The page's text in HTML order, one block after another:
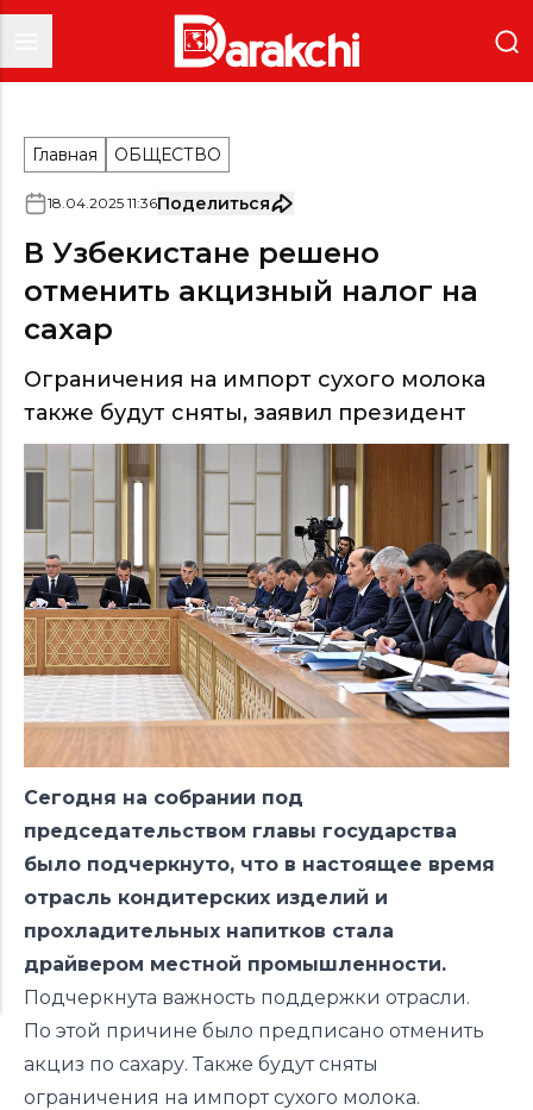
Главная ОБЩЕСТВО
18.04.2025 11:36Поделиться
В Узбекистане решено
отменить акцизный налог на
сахар
Ограничения на импорт сухого молока
также будут сняты, заявил президент
Сегодня на собрании под
председательством главы государства
было подчеркнуто, что в настоящее время
отрасль кондитерских изделий и
прохладительных напитков стала
драйвером местной промышленности.
Подчеркнута важность поддержки отрасли.
По этой причине было предписано отменить
акциз по сахару. Также будут сняты
ограничения на импорт сухого молока.